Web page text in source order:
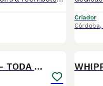
Criador
Córdoba,
CACHORROS DE WHIPPET - BARCELONA - TODA ESPAÑA